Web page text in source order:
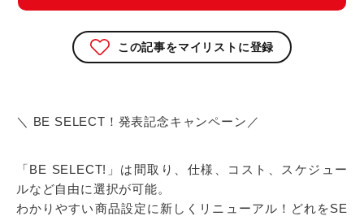
この記事をマイリストに登録
＼ BE SELECT！発表記念キャンペーン／
「BE SELECT!」は間取り、仕様、コスト、スケジュー
ルなど自由に選択が可能。
わかりやすい商品設定に新しくリニューアル！どれをSE